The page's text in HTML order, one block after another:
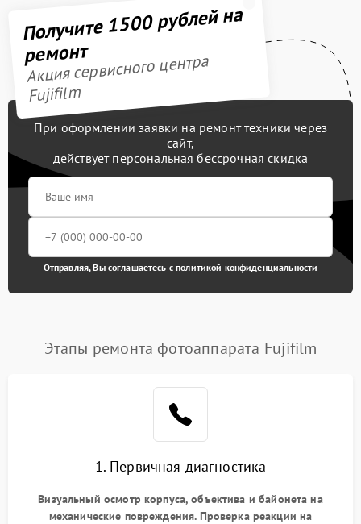
Получите 1500 рублей на
ремонт
Акция сервисного центра
Fujifilm
При оформлении заявки на ремонт техники через
сайт,
действует персональная бессрочная скидка
Отправляя, Вы соглашаетесь сполитикой конфиденциальности
Этапы ремонта фотоаппарата Fujifilm
1. Первичная диагностика
Визуальный осмотр корпуса, объектива и байонета на
механические повреждения. Проверка реакции на